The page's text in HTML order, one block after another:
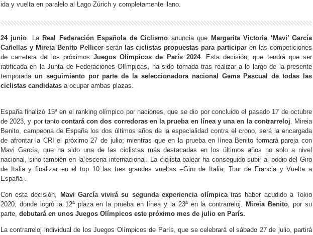
ida y vuelta en paralelo al Lago Zúrich y completamente llano.
24 junio. La Real Federación Española de Ciclismo anuncia que Margarita Victoria ‘Mavi’ García
Cañellas y Mireia Benito Pellicer seránlas ciclistas propuestas para participar en las competiciones
de carretera de los próximos Juegos Olímpicos de París 2024. Esta decisión, que tendrá que ser
ratificada en la Junta de Federaciones Olímpicas, ha sido tomada tras realizar a lo largo de la presente
temporada un seguimiento por parte de la seleccionadora nacional Gema Pascual de todas las
ciclistas candidatas a ocupar ambas plazas.
España finalizó 15ª en el ranking olímpico por naciones, que se dio por concluido el pasado 17 de octubre
de 2023, y por tantocontará con dos corredoras en la prueba en línea y una en la contrarreloj. Mireia
Benito, campeona de España los dos últimos años de la especialidad contra el crono, será la encargada
de afrontar la CRI el próximo 27 de julio; mientras que en la prueba en línea Benito formará pareja con
Mavi García, que ha sido una de las ciclistas más destacadas en los últimos años no solo a nivel
nacional, sino también en la escena internacional. La ciclista balear ha conseguido subir al podio del Giro
de Italia y finalizar en el top 10 las tres grandes vueltas –Giro de Italia, Tour de Francia y Vuelta a
España-.
Con esta decisión, Mavi García vivirá su segunda experiencia olímpicatras haber acudido a Tokio
2020, donde logró la 12ª plaza en la prueba en línea y la 23ª en la contrarreloj. Mireia Benito, por su
parte, debutará en unos Juegos Olímpicos este próximo mes de julio en París.
La contrarreloj individual de los Juegos Olímpicos de París, que se celebrará el sábado 27 de julio, partirá